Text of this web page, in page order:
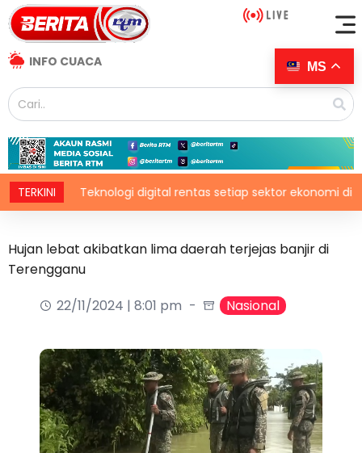
INFO CUACA
TERKINITeknologi digital rentas setiap sektor ekonomi diperkasa
Hujan lebat akibatkan lima daerah terjejas banjir di
Terengganu
22/11/2024 | 8:01 pm
Nasional
MS